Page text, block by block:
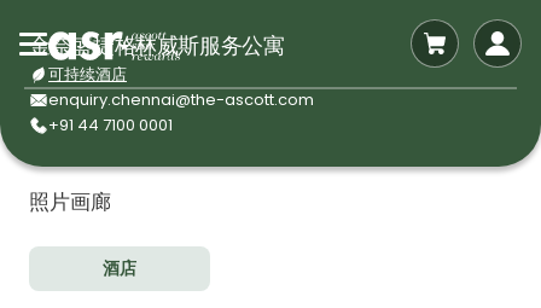
金奈盛捷格林威斯服务公寓
可持续酒店
enquiry.chennai@the-ascott.com
+91 44 7100 0001
照片画廊
酒店